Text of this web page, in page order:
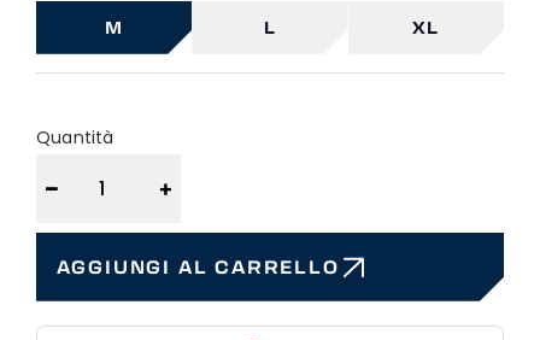
M L XL
Quantità
− +
AGGIUNGI AL CARRELLO